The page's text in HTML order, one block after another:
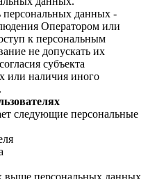
данных -
Оператором или
к персональным
не допускать их
субъекта
или наличия иного
следующие персональные